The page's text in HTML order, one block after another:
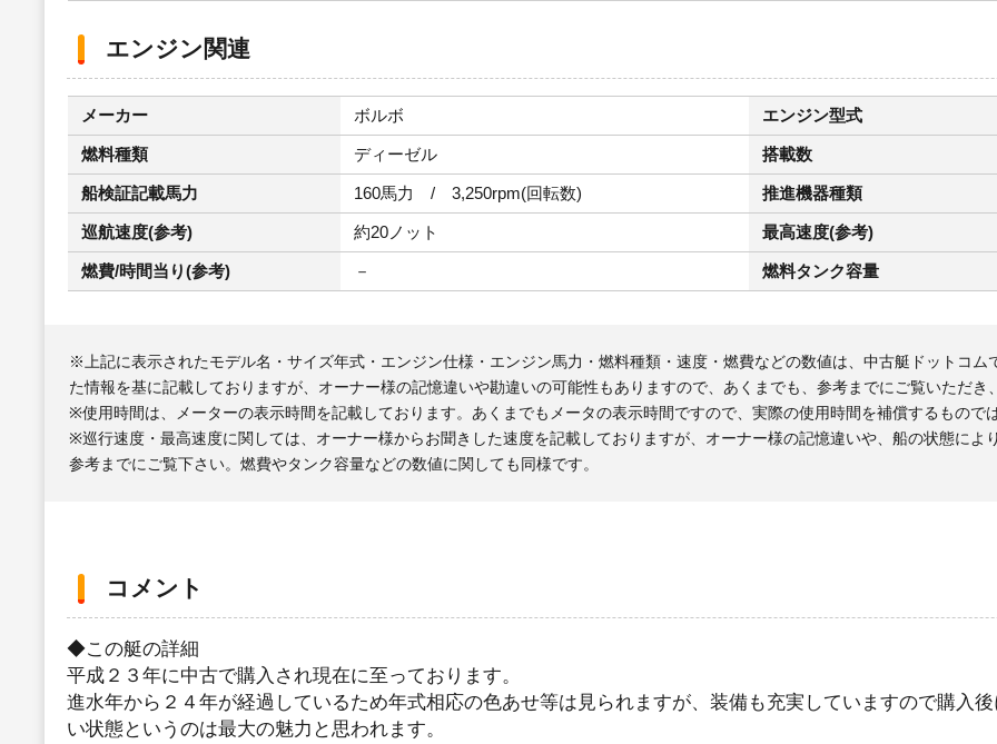
エンジン関連
メーカー ボルボ エンジン型式
燃料種類 ディーゼル 搭載数
船検証記載馬力 160馬力 / 3,250rpm(回転数) 推進機器種類
巡航速度(参考) 約20ノット 最高速度(参考)
燃費/時間当り(参考) － 燃料タンク容量
※上記に表示されたモデル名・サイズ年式・エンジン仕様・エンジン馬力・燃料種類・速度・燃費などの数値は、中古艇ドットコ
た情報を基に記載しておりますが、オーナー様の記憶違いや勘違いの可能性もありますので、あくまでも、参考までにご覧いただ
※使用時間は、メーターの表示時間を記載しております。あくまでもメータの表示時間ですので、実際の使用時間を補償するもので
※巡行速度・最高速度に関しては、オーナー様からお聞きした速度を記載しておりますが、オーナー様の記憶違いや、船の状態に
参考までにご覧下さい。燃費やタンク容量などの数値に関しても同様です。
コメント
◆この艇の詳細
平成２３年に中古で購入され現在に至っております。
進水年から２４年が経過しているため年式相応の色あせ等は見られますが、装備も充実していますので購入
い状態というのは最大の魅力と思われます。